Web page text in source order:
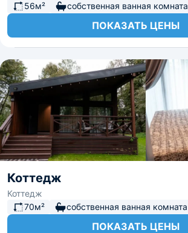
56м² собственная ванная комната
ПОКАЗАТЬ ЦЕНЫ
Коттедж
Коттедж
70м²
собственная ванная комната
ПОКАЗАТЬ ЦЕНЫ